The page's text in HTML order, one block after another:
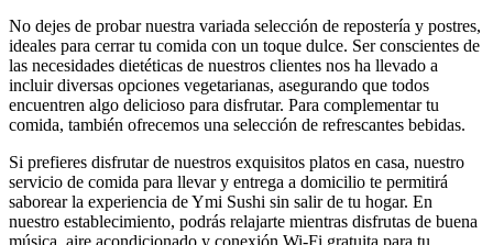
No dejes de probar nuestra variada selección de repostería y postres,
ideales para cerrar tu comida con un toque dulce. Ser conscientes de
las necesidades dietéticas de nuestros clientes nos ha llevado a
incluir diversas opciones vegetarianas, asegurando que todos
encuentren algo delicioso para disfrutar. Para complementar tu
comida, también ofrecemos una selección de refrescantes bebidas.
Si prefieres disfrutar de nuestros exquisitos platos en casa, nuestro
servicio de comida para llevar y entrega a domicilio te permitirá
saborear la experiencia de Ymi Sushi sin salir de tu hogar. En
nuestro establecimiento, podrás relajarte mientras disfrutas de buena